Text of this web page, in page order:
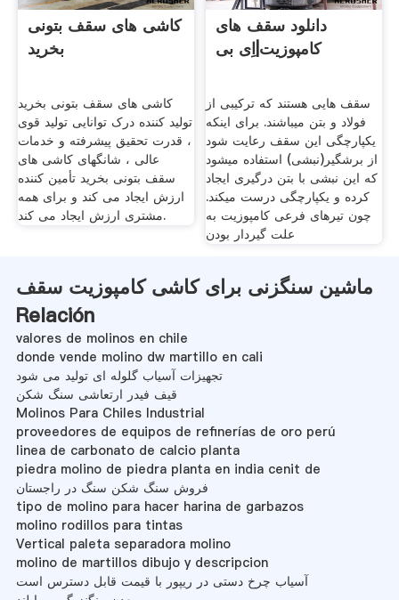
کاشی های سقف بتونی
بخرید
کاشی های سقف بتونی بخرید
تولید کننده درک توانایی تولید قوی
، قدرت تحقیق پیشرفته و خدمات
عالی ، شانگهای کاشی های
سقف بتونی بخرید تأمین کننده
ارزش ایجاد می کند و برای همه
مشتری ارزش ایجاد می کند.
دانلود سقف های
کامپوزیت|اِی بی
سقف هایی هستند که ترکیبی از
فولاد و بتن میباشند. برای اینکه
یکپارچگی این سقف رعایت شود
از برشگیر(نبشی) استفاده میشود
که این نبشی با بتن درگیری ایجاد
کرده و یکپارچگی درست میکند.
چون تیرهای فرعی کامپوزیت به
علت گیردار بودن
ماشین سنگزنی برای کاشی کامپوزیت سقف
Relación
valores de molinos en chile
donde vende molino dw martillo en cali
تجهیزات آسیاب گلوله ای تولید می شود
قیف فیدر ارتعاشی سنگ شکن
Molinos Para Chiles Industrial
proveedores de equipos de refinerías de oro perú
linea de carbonato de calcio planta
piedra molino de piedra planta en india cenit de
فروش سنگ شکن سنگ در راجستان
tipo de molino para hacer harina de garbazos
molino rodillos para tintas
Vertical paleta separadora molino
molino de martillos dibujo y descripcion
آسیاب چرخ دستی در ریپور با قیمت قابل دسترس است